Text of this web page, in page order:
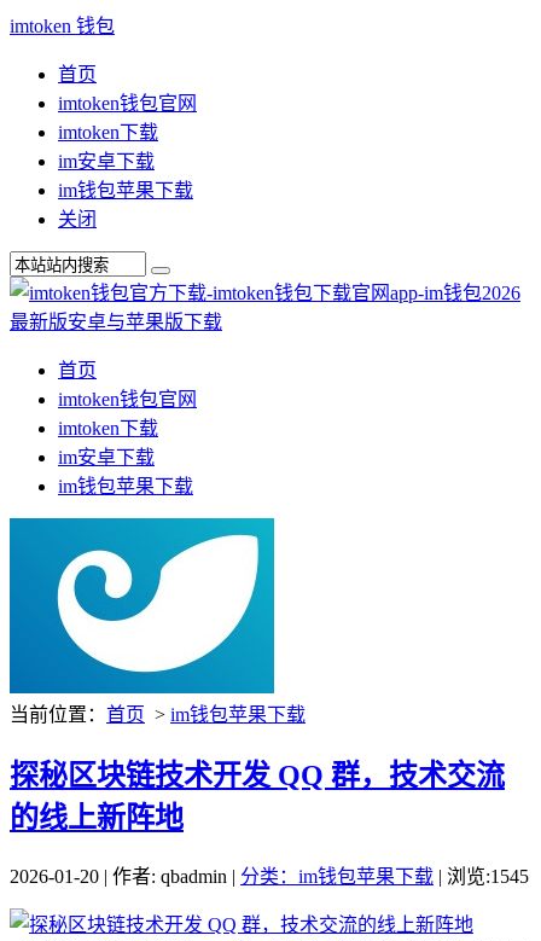
imtoken 钱包
首页
imtoken钱包官网
imtoken下载
im安卓下载
im钱包苹果下载
关闭
首页
imtoken钱包官网
imtoken下载
im安卓下载
im钱包苹果下载
当前位置： 首页 > im钱包苹果下载
探秘区块链技术开发 QQ 群，技术交流
的线上新阵地
2026-01-20 | 作者: qbadmin | 分类：im钱包苹果下载 | 浏览:1545